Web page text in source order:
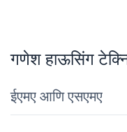
गणेश हाऊसिंग
ईएमए आणि एसएमए